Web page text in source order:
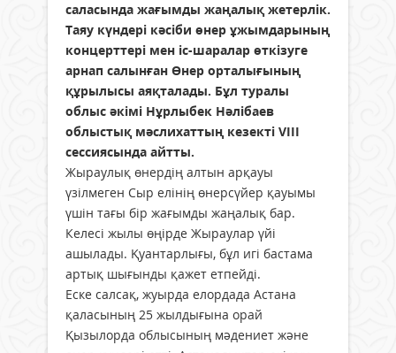
саласында жағымды жаңалық жетерлік.
Таяу күндері кәсіби өнер ұжымдарының
концерттері мен іс-шаралар өткізуге
арнап салынған Өнер орталығының
құрылысы аяқталады. Бұл туралы
облыс әкімі Нұрлыбек Нәлібаев
облыстық мәслихаттың кезекті VIII
сессиясында айтты.
Жыраулық өнердің алтын арқауы
үзілмеген Сыр елінің өнерсүйер қауымы
үшін тағы бір жағымды жаңалық бар.
Келесі жылы өңірде Жыраулар үйі
ашылады. Қуантарлығы, бұл игі бастама
артық шығынды қажет етпейді.
Еске салсақ, жуырда елордада Астана
қаласының 25 жылдығына орай
Қызылорда облысының мәдениет және